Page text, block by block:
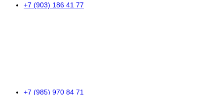
+7 (903) 186 41 77
+7 (985) 970 84 71